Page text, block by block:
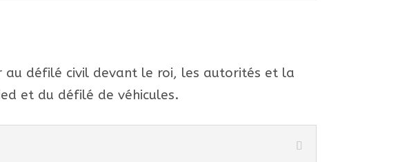
défilé civil devant le roi, les autorités et la
et du défilé de véhicules.